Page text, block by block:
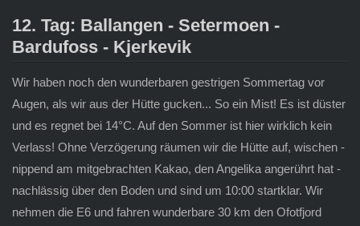
12. Tag: Ballangen - Setermoen -
Bardufoss - Kjerkevik
Wir haben noch den wunderbaren gestrigen Sommertag vor
Augen, als wir aus der Hütte gucken... So ein Mist! Es ist düster
und es regnet bei 14°C. Auf den Sommer ist hier wirklich kein
Verlass! Ohne Verzögerung räumen wir die Hütte auf, wischen -
nippend am mitgebrachten Kakao, den Angelika angerührt hat -
nachlässig über den Boden und sind um 10:00 startklar. Wir
nehmen die E6 und fahren wunderbare 30 km den Ofotfjord